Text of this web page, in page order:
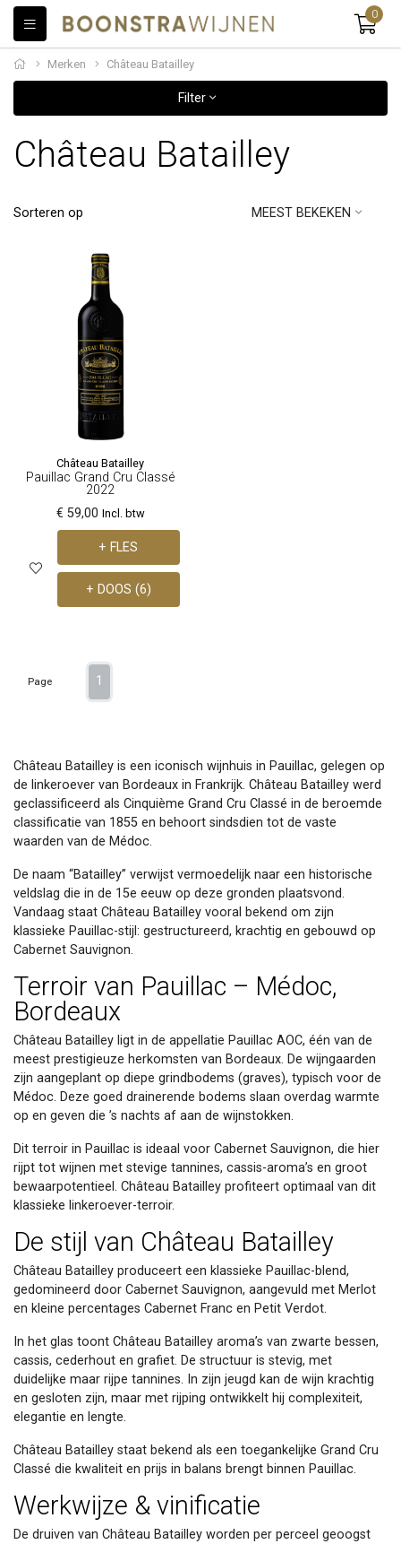
0
Merken Château Batailley
Filter
Château Batailley
Sorteren op MEEST BEKEKEN
Château Batailley
Pauillac Grand Cru Classé
2022
€ 59,00 Incl. btw
+ FLES
+ DOOS (6)
Page 1
Château Batailley is een iconisch wijnhuis in Pauillac, gelegen op
de linkeroever van Bordeaux in Frankrijk. Château Batailley werd
geclassificeerd als Cinquième Grand Cru Classé in de beroemde
classificatie van 1855 en behoort sindsdien tot de vaste
waarden van de Médoc.
De naam “Batailley” verwijst vermoedelijk naar een historische
veldslag die in de 15e eeuw op deze gronden plaatsvond.
Vandaag staat Château Batailley vooral bekend om zijn
klassieke Pauillac-stijl: gestructureerd, krachtig en gebouwd op
Cabernet Sauvignon.
Terroir van Pauillac – Médoc,
Bordeaux
Château Batailley ligt in de appellatie Pauillac AOC, één van de
meest prestigieuze herkomsten van Bordeaux. De wijngaarden
zijn aangeplant op diepe grindbodems (graves), typisch voor de
Médoc. Deze goed drainerende bodems slaan overdag warmte
op en geven die ’s nachts af aan de wijnstokken.
Dit terroir in Pauillac is ideaal voor Cabernet Sauvignon, die hier
rijpt tot wijnen met stevige tannines, cassis-aroma’s en groot
bewaarpotentieel. Château Batailley profiteert optimaal van dit
klassieke linkeroever-terroir.
De stijl van Château Batailley
Château Batailley produceert een klassieke Pauillac-blend,
gedomineerd door Cabernet Sauvignon, aangevuld met Merlot
en kleine percentages Cabernet Franc en Petit Verdot.
In het glas toont Château Batailley aroma’s van zwarte bessen,
cassis, cederhout en grafiet. De structuur is stevig, met
duidelijke maar rijpe tannines. In zijn jeugd kan de wijn krachtig
en gesloten zijn, maar met rijping ontwikkelt hij complexiteit,
elegantie en lengte.
Château Batailley staat bekend als een toegankelijke Grand Cru
Classé die kwaliteit en prijs in balans brengt binnen Pauillac.
Werkwijze & vinificatie
De druiven van Château Batailley worden per perceel geoogst